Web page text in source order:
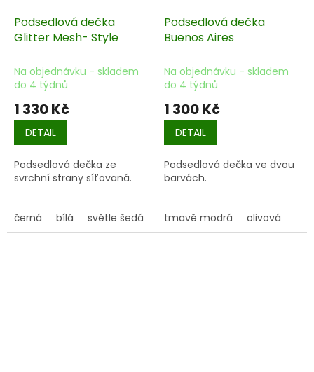
Podsedlová dečka
Glitter Mesh- Style
Na objednávku - skladem
do 4 týdnů
1 330 Kč
DETAIL
Podsedlová dečka ze
svrchní strany síťovaná.
černá bílá světle šedá
Podsedlová dečka
Buenos Aires
Na objednávku - skladem
do 4 týdnů
1 300 Kč
DETAIL
Podsedlová dečka ve dvou
barvách.
tmavě modrá olivová